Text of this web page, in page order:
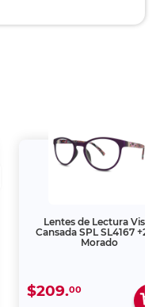
Lentes de Lectura Vista
Cansada SPL SL4167
Morado
$209.00